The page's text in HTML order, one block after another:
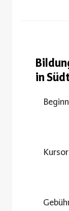
in
Beginn